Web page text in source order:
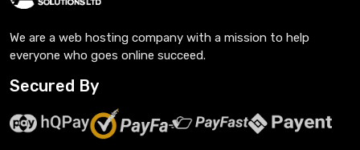
We are a web hosting company with a mission to help
everyone who goes online succeed.
Secured By